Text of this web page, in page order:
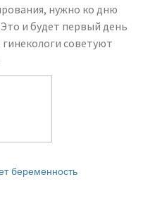
нужно ко дню
и будет первый день
советуют
беременность